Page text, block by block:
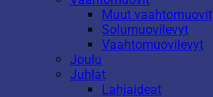
Muut vaahtomuovit
Solumuovilevyt
Vaahtomuovilevyt
Joulu
Juhlat
Lahjaideat